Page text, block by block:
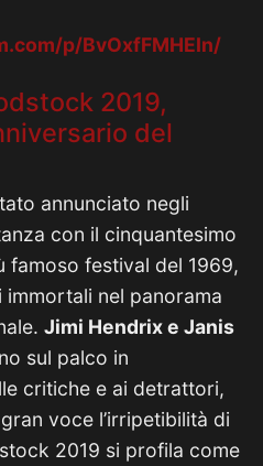
p/BvOxfFMHEIn/
2019,
del
annunciato negli
con il cinquantesimo
famoso festival del 1969,
nel panorama
Jimi Hendrix e Janis
sul palco in
critiche e ai detrattori,
voce l’irripetibilità di
2019 si profila come